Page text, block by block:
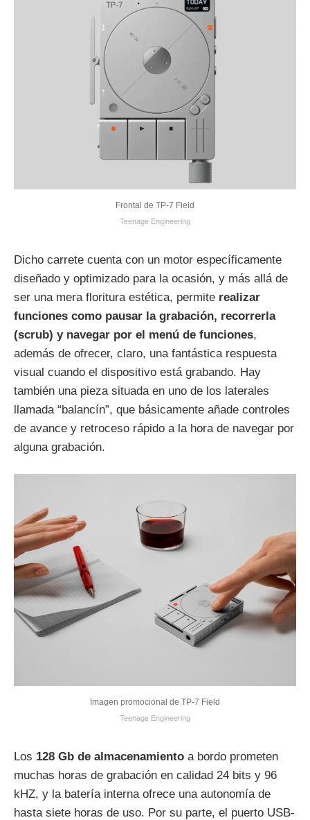
Frontal de TP-7 Field
Teenage Engineering
Dicho carrete cuenta con un motor específicamente
diseñado y optimizado para la ocasión, y más allá de
ser una mera floritura estética, permite realizar
funciones como pausar la grabación, recorrerla
(scrub) y navegar por el menú de funciones,
además de ofrecer, claro, una fantástica respuesta
visual cuando el dispositivo está grabando. Hay
también una pieza situada en uno de los laterales
llamada “balancín”, que básicamente añade controles
de avance y retroceso rápido a la hora de navegar por
alguna grabación.
Imagen promocional de TP-7 Field
Teenage Engineering
Los 128 Gb de almacenamiento a bordo prometen
muchas horas de grabación en calidad 24 bits y 96
kHZ, y la batería interna ofrece una autonomía de
hasta siete horas de uso. Por su parte, el puerto USB-